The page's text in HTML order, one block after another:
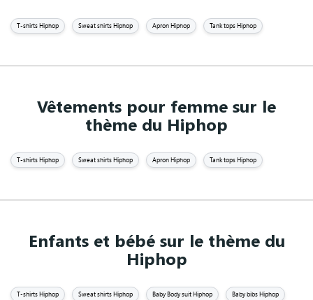
T-shirts Hiphop Sweat shirts Hiphop Apron Hiphop Tank tops Hiphop
Vêtements pour femme sur le
thème du Hiphop
T-shirts Hiphop Sweat shirts Hiphop Apron Hiphop Tank tops Hiphop
Enfants et bébé sur le thème du
Hiphop
T-shirts Hiphop Sweat shirts Hiphop Baby Body suit Hiphop Baby bibs Hiphop